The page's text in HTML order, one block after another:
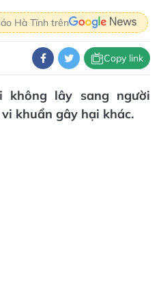
Hà Tĩnh trên
Copy link
không lây sang người
khuẩn gây hại khác.